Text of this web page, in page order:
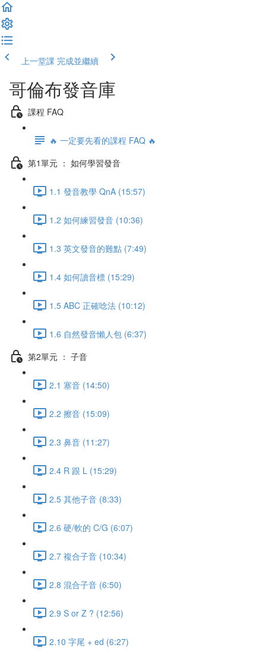
上一堂課 完成並繼續
哥倫布發音庫
課程 FAQ
🔥 一定要先看的課程 FAQ 🔥
第1單元 ： 如何學習發音
1.1 發音教學 QnA (15:57)
1.2 如何練習發音 (10:36)
1.3 英文發音的難點 (7:49)
1.4 如何讀音標 (15:29)
1.5 ABC 正確唸法 (10:12)
1.6 自然發音懶人包 (6:37)
第2單元 ： 子音
2.1 塞音 (14:50)
2.2 擦音 (15:09)
2.3 鼻音 (11:27)
2.4 R 跟 L (15:29)
2.5 其他子音 (8:33)
2.6 硬/軟的 C/G (6:07)
2.7 複合子音 (10:34)
2.8 混合子音 (6:50)
2.9 S or Z ? (12:56)
2.10 字尾 + ed (6:27)